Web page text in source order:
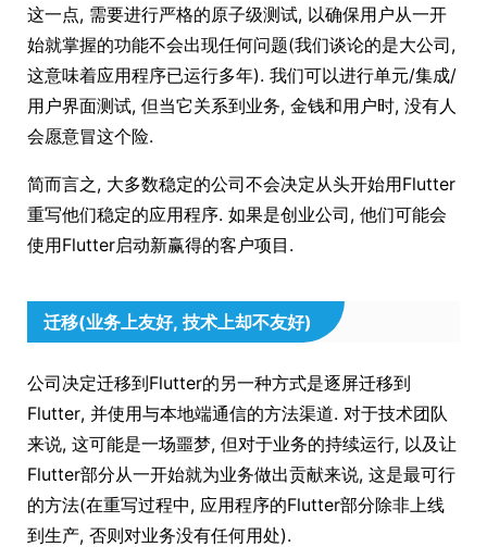
这一点, 需要进行严格的原子级测试, 以确保用户从一开
始就掌握的功能不会出现任何问题(我们谈论的是大公司,
这意味着应用程序已运行多年). 我们可以进行单元/集成/
用户界面测试, 但当它关系到业务, 金钱和用户时, 没有人
会愿意冒这个险.
简而言之, 大多数稳定的公司不会决定从头开始用Flutter
重写他们稳定的应用程序. 如果是创业公司, 他们可能会
使用Flutter启动新赢得的客户项目.
迁移(业务上友好, 技术上却不友好)
公司决定迁移到Flutter的另一种方式是逐屏迁移到
Flutter, 并使用与本地端通信的方法渠道. 对于技术团队
来说, 这可能是一场噩梦, 但对于业务的持续运行, 以及让
Flutter部分从一开始就为业务做出贡献来说, 这是最可行
的方法(在重写过程中, 应用程序的Flutter部分除非上线
到生产, 否则对业务没有任何用处).